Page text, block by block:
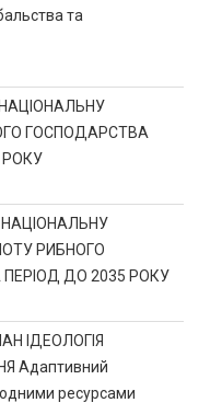
та
ГОСПОДАРСТВА
РОКУ
НАЦІОНАЛЬНУ
РИБНОГО
ДО 2035 РОКУ
ІДЕОЛОГІЯ
Адаптивний
ресурсами